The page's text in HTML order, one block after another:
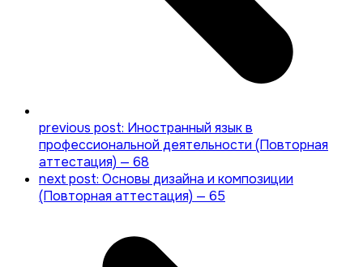
previous post: Иностранный язык в
профессиональной деятельности (Повторная
аттестация) — 68
next post: Основы дизайна и композиции
(Повторная аттестация) — 65